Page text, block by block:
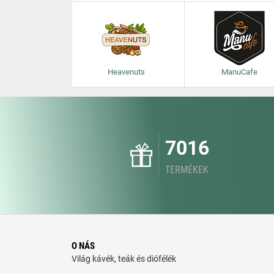
Heavenuts ManuCafe
7016
TERMÉKEK
O NÁS
Világ kávék, teák és diófélék